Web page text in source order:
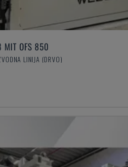
MIT OFS 850
LINIJA (DRVO)